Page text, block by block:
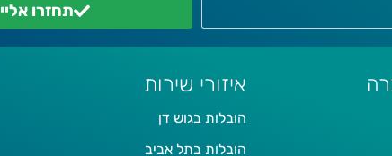
תחזרו אליי
איזורי שירות
הובלות בגוש דן
הובלות בתל אביב